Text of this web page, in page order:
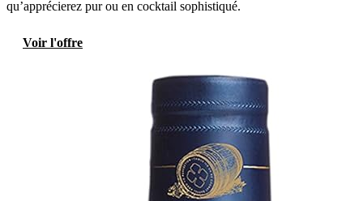
qu’apprécierez pur ou en cocktail sophistiqué.
Voir l'offre